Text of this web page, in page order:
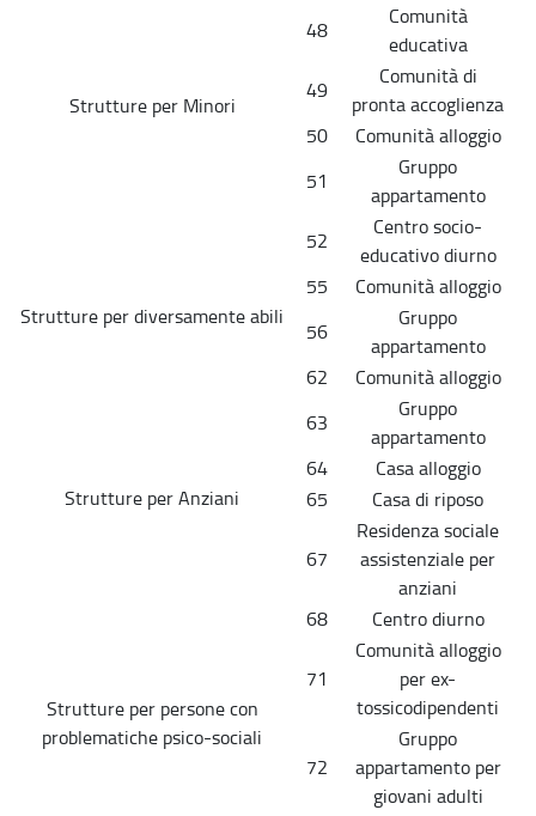
Strutture per Minori
48
Comunità
educativa
49
Comunità di
pronta accoglienza
50
Comunità alloggio
51
Gruppo
appartamento
52
Centro socio-
educativo diurno
Strutture per diversamente abili
55
Comunità alloggio
56
Gruppo
appartamento
Strutture per Anziani
62
Comunità alloggio
63
Gruppo
appartamento
64
Casa alloggio
65
Casa di riposo
67
Residenza sociale
assistenziale per
anziani
68
Centro diurno
Strutture per persone con
problematiche psico-sociali
71
Comunità alloggio
per ex-
tossicodipendenti
72
Gruppo
appartamento per
giovani adulti